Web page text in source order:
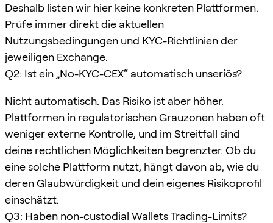
Deshalb listen wir hier keine konkreten Plattformen.
Prüfe immer direkt die aktuellen
Nutzungsbedingungen und KYC-Richtlinien der
jeweiligen Exchange.
Q2: Ist ein „No-KYC-CEX“ automatisch unseriös?
Nicht automatisch. Das Risiko ist aber höher.
Plattformen in regulatorischen Grauzonen haben oft
weniger externe Kontrolle, und im Streitfall sind
deine rechtlichen Möglichkeiten begrenzter. Ob du
eine solche Plattform nutzt, hängt davon ab, wie du
deren Glaubwürdigkeit und dein eigenes Risikoprofil
einschätzt.
Q3: Haben non-custodial Wallets Trading-Limits?